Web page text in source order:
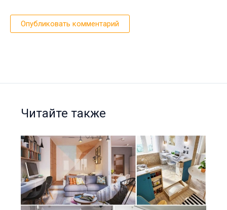
Читайте также